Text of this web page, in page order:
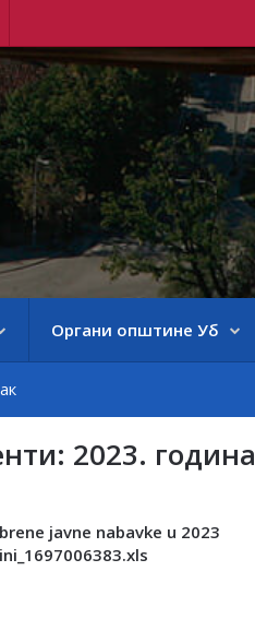
Органи општине Уб
2023. година
javne nabavke u 2023